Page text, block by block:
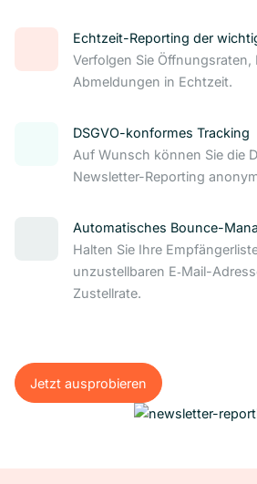
Echtzeit-Reporting der
Verfolgen Sie
Abmeldungen in Echtzeit.
DSGVO-konformes Tracking
Auf Wunsch können Sie die
Newsletter-Reporting
Automatisches Bounce-
Halten Sie Ihre
unzustellbaren E‑Mail-
Zustellrate.
Jetzt ausprobieren
Jetzt ausprobieren